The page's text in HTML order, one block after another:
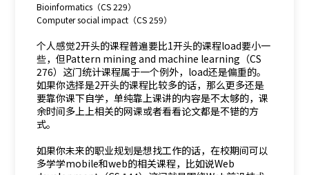
Bioinformatics（CS 229）
Computer social impact（CS 259）
个人感觉2开头的课程普遍要比1开头的课程load要小一
些，但Pattern mining and machine learning（CS
276）这门统计课程属于一个例外，load还是偏重的。
如果你选择是2开头的课程比较多的话，那么更多还是
要靠你课下自学，单纯靠上课讲的内容是不太够的，课
余时间多上上相关的网课或者看看论文都是不错的方
式。
如果你未来的职业规划是想找工作的话，在校期间可以
多学学mobile和web的相关课程，比如说Web